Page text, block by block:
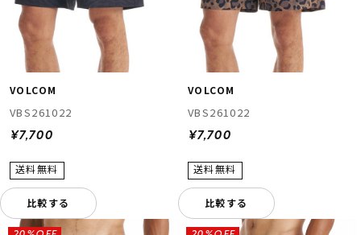
VOLCOM
VBS261022
¥7,700
比較する
VOLCOM
VBS261022
¥7,700
比較する